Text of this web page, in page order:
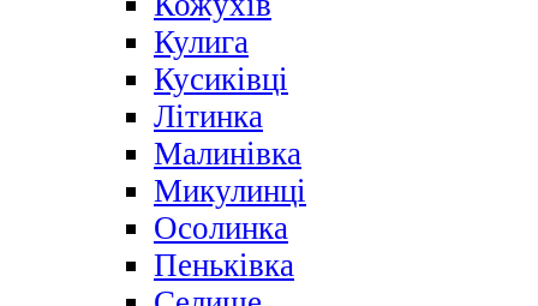
Кулига
Кусиківці
Літинка
Малинівка
Микулинці
Осолинка
Пеньківка